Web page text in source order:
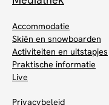
Accommodatie
Skiën en snowboarden
Activiteiten en uitstapjes
Praktische informatie
Live
Privacybeleid